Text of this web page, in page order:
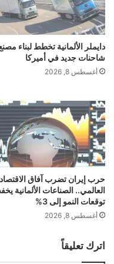
معرفته بها، من
إلى محل القطع
من الدلائل، إلا أن
والدته تخفي عنه
اقرأ أيضًا: مركز
لرفع ضريبة الدخل
يشارك في بطولة
خياط، الفنانة
دايملر الألمانية تخطط لبناء
شاحنات جديد في أميركا
أغسطس 8, 2026
حرب إيران تضرب آفاق الاقتصاد
العالمي.. الصناعات الألمانية
توقعات النمو إلى 3%
أغسطس 8, 2026
اترك تعليقاً